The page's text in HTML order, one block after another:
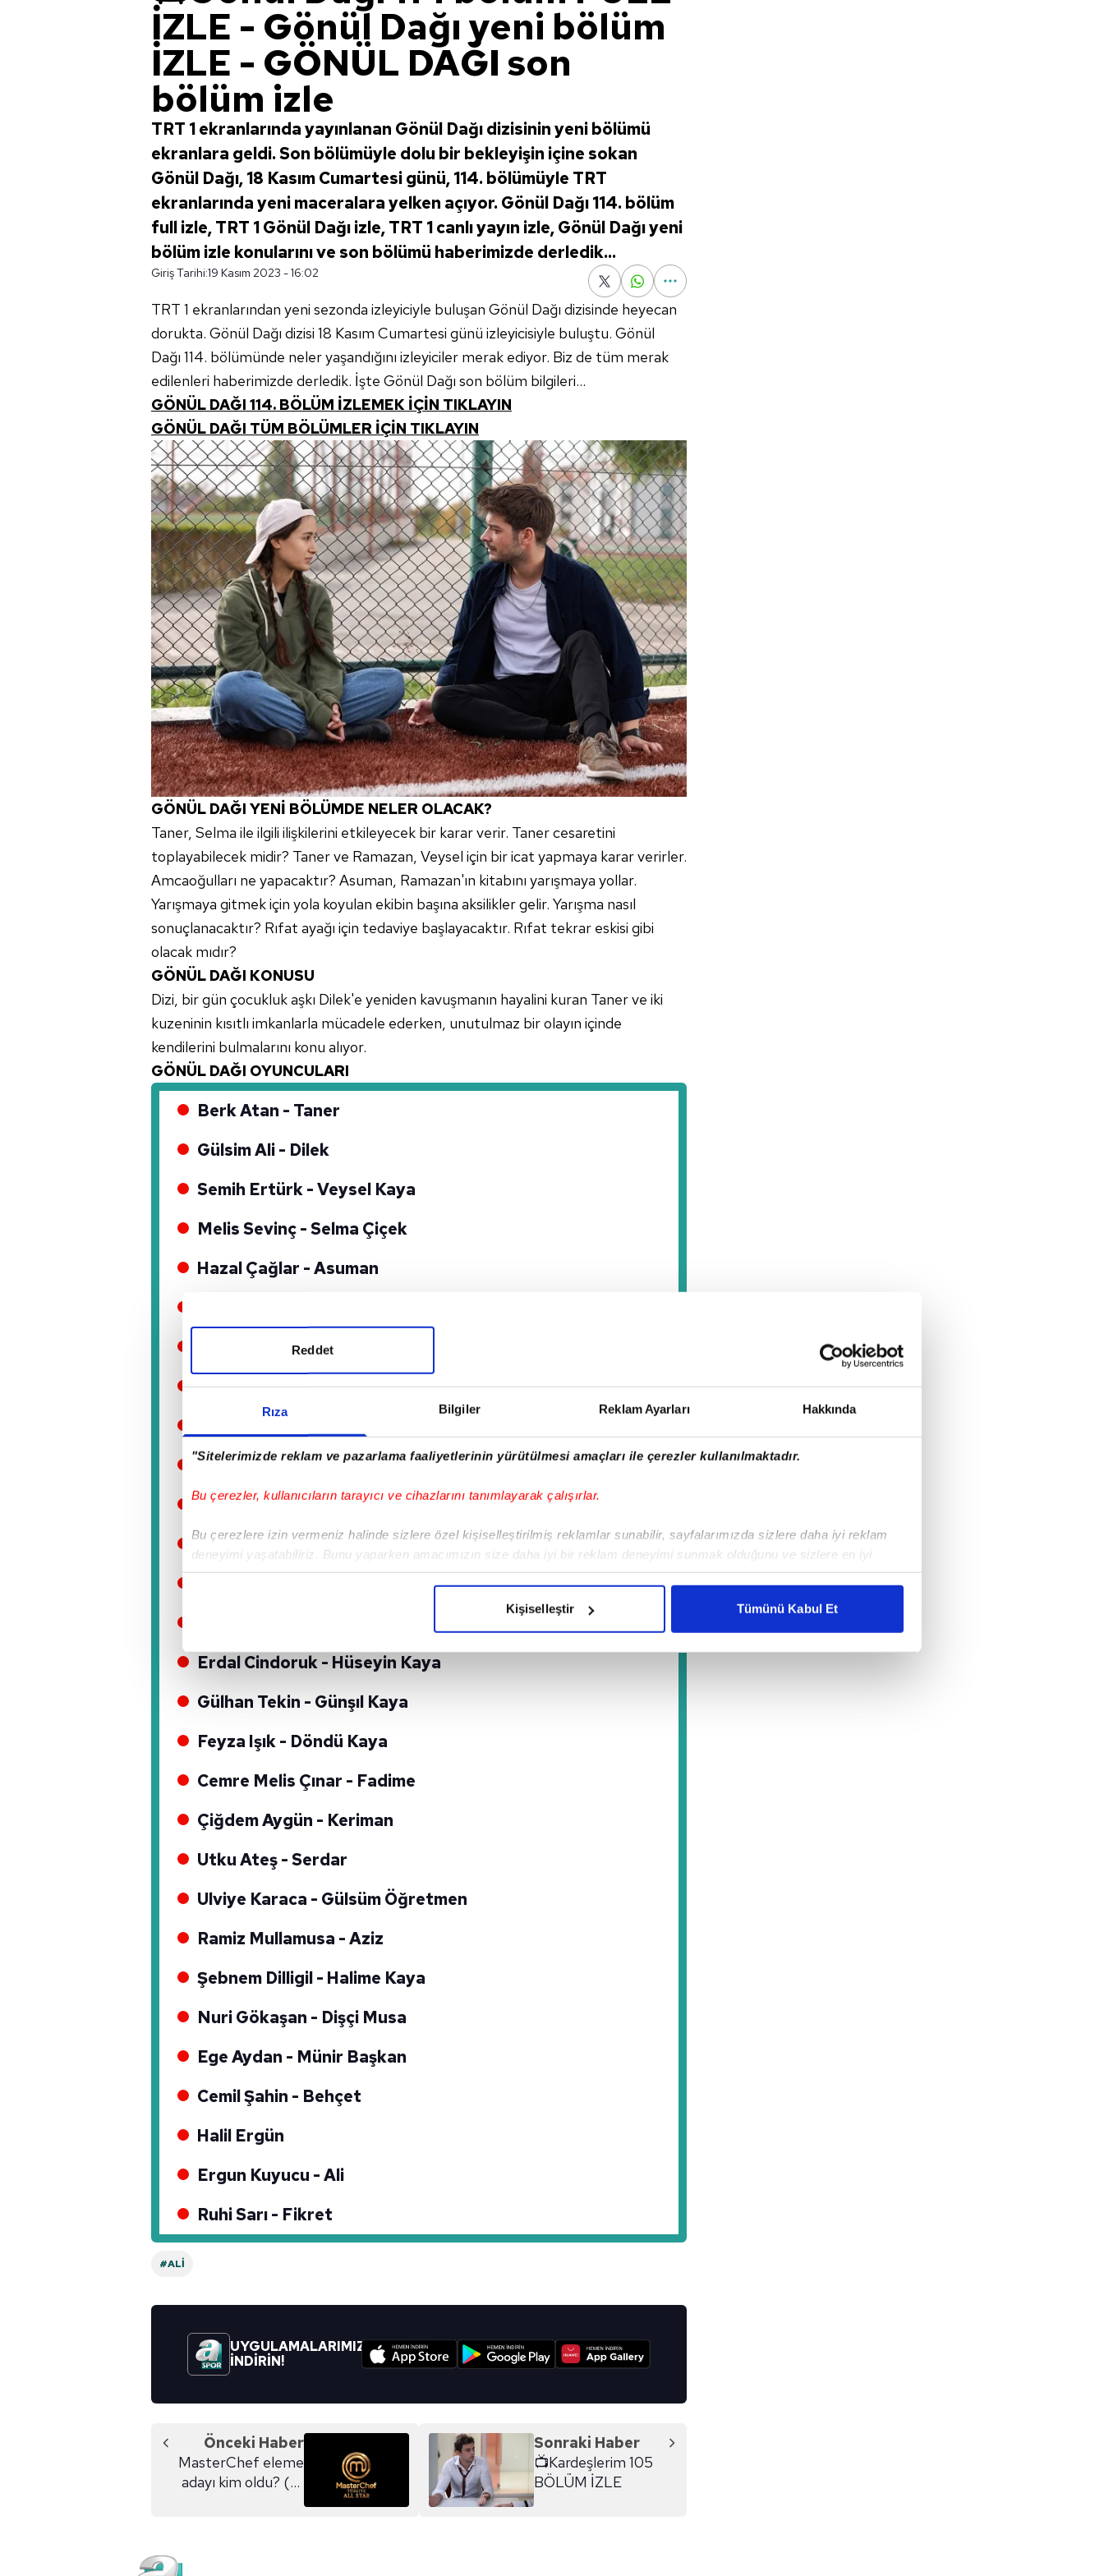
Rıza Bilgiler Reklam Ayarları Hakkında
"Sitelerimizde reklam ve pazarlama faaliyetlerinin yürütülmesi amaçları ile çerezler kullanılmaktadır.
Bu çerezler, kullanıcıların tarayıcı ve cihazlarını tanımlayarak çalışırlar.
Bu çerezlere izin vermeniz halinde sizlere özel kişiselleştirilmiş reklamlar sunabilir, sayfalarımızda sizlere daha iyi reklam
deneyimi yaşatabiliriz. Bunu yaparken amacımızın size daha iyi bir reklam deneyimi sunmak olduğunu ve sizlere en iyi
içerikleri sunabilmek adına elimizden gelen çabayı gösterdiğimizi ve bu noktada, reklamların maliyetlerimizi karşılamak
Her halükârda, kullanıcılar, bu çerezlere izin vermedikleri takdirde, kullanıcılara hedefli reklamlar gösterilmeyecektir."
Sizlere daha iyi bir hizmet sunabilmek için İnternet Sitemizde kendimize ve üçüncü kişilere ait çerezler kullanılmaktadır. Bu
çerezler vasıtasıyla çeşitli kişisel verileriniz işlenmekte olup gerekli olan çerezler bilgi toplumu hizmetlerinin sunulması
amacıyla kullanılmaktadır. Diğer çerezler, sitemizin daha işlevsel kılınması ve kişiselleştirilmesi ve sizlere yönelik
reklam/pazarlama faaliyetlerinin yapılması, amaçlarıyla sınırlı olarak açık rızanız dahilinde kullanılacaktır.
Çerezlere ilişkin tercihlerinizi aşağıda yer alan panel vasıtasıyla belirleyebilirsiniz. Çerezlere ilişkin detaylı bilgi için Ayarlar
butonuna tıklayabilir,Çerez Bilgilendirme Metnimizi
6698 sayılı Kişisel Verilerin Korunması Kanunu uyarınca hazırlanmış Aydınlatma Metnimizi okumak ve sitemizde ilgili
mevzuata uygun olarak kullanılan çerezlerle ilgili bilgi almak için lütfen
Reddet
Kişiselleştir Tümünü Kabul Et
İZLE - Gönül Dağı yeni bölüm
İZLE - GÖNÜL DAĞI son
bölüm izle
TRT 1 ekranlarında yayınlanan Gönül Dağı dizisinin yeni bölümü
ekranlara geldi. Son bölümüyle dolu bir bekleyişin içine sokan
Gönül Dağı, 18 Kasım Cumartesi günü, 114. bölümüyle TRT
ekranlarında yeni maceralara yelken açıyor. Gönül Dağı 114. bölüm
full izle, TRT 1 Gönül Dağı izle, TRT 1 canlı yayın izle, Gönül Dağı yeni
bölüm izle konularını ve son bölümü haberimizde derledik...
Giriş Tarihi:19 Kasım 2023 - 16:02
TRT 1 ekranlarından yeni sezonda izleyiciyle buluşan Gönül Dağı dizisinde heyecan
dorukta. Gönül Dağı dizisi 18 Kasım Cumartesi günü izleyicisiyle buluştu. Gönül
Dağı 114. bölümünde neler yaşandığını izleyiciler merak ediyor. Biz de tüm merak
edilenleri haberimizde derledik. İşte Gönül Dağı son bölüm bilgileri...
GÖNÜL DAĞI 114. BÖLÜM İZLEMEK İÇİN TIKLAYIN
GÖNÜL DAĞI TÜM BÖLÜMLER İÇİN TIKLAYIN
GÖNÜL DAĞI YENİ BÖLÜMDE NELER OLACAK?
Taner, Selma ile ilgili ilişkilerini etkileyecek bir karar verir. Taner cesaretini
toplayabilecek midir? Taner ve Ramazan, Veysel için bir icat yapmaya karar verirler.
Amcaoğulları ne yapacaktır? Asuman, Ramazan'ın kitabını yarışmaya yollar.
Yarışmaya gitmek için yola koyulan ekibin başına aksilikler gelir. Yarışma nasıl
sonuçlanacaktır? Rıfat ayağı için tedaviye başlayacaktır. Rıfat tekrar eskisi gibi
olacak mıdır?
GÖNÜL DAĞI KONUSU
Dizi, bir gün çocukluk aşkı Dilek'e yeniden kavuşmanın hayalini kuran Taner ve iki
kuzeninin kısıtlı imkanlarla mücadele ederken, unutulmaz bir olayın içinde
kendilerini bulmalarını konu alıyor.
GÖNÜL DAĞI OYUNCULARI
Berk Atan - Taner
Gülsim Ali - Dilek
Semih Ertürk - Veysel Kaya
Melis Sevinç - Selma Çiçek
Hazal Çağlar - Asuman
Cihat Süvarioğlu - Ramazan
Ecem Özkaya - Zahide Kaya Arslan
Ferhat Eşsiz - Producer
Ferdi Sancar - Dolmuşçu Sefer
Eser Eyüboğlu - Selami Ferses
Erdal Cindoruk - Hüseyin Kaya
Gülhan Tekin - Günşıl Kaya
Feyza Işık - Döndü Kaya
Cemre Melis Çınar - Fadime
Çiğdem Aygün - Keriman
Utku Ateş - Serdar
Ulviye Karaca - Gülsüm Öğretmen
Ramiz Mullamusa - Aziz
Şebnem Dilligil - Halime Kaya
Nuri Gökaşan - Dişçi Musa
Ege Aydan - Münir Başkan
Cemil Şahin - Behçet
Halil Ergün
Ergun Kuyucu - Ali
Ruhi Sarı - Fikret
#ALI
UYGULAMALARIMIZI
İNDİRİN!
Önceki Haber
MasterChef eleme
adayı kim oldu? (18
Sonraki Haber
📺Kardeşlerim 105
BÖLÜM İZLE